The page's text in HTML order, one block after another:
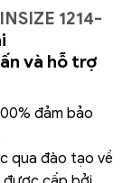
1214-
và hỗ trợ
đảm bảo
qua đào tạo về